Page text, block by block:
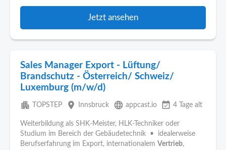
Jetzt ansehen
Sales Manager Export - Lüftung/
Brandschutz - Österreich/ Schweiz/
Luxemburg (m/w/d)
apartment TOPSTEP place Innsbruck language appcast.io event_available 4 Tage alt
Weiterbildung als SHK-Meister, HLK-Techniker oder
Studium im Bereich der Gebäudetechnik • idealerweise
Berufserfahrung im Export, internationalem Vertrieb,